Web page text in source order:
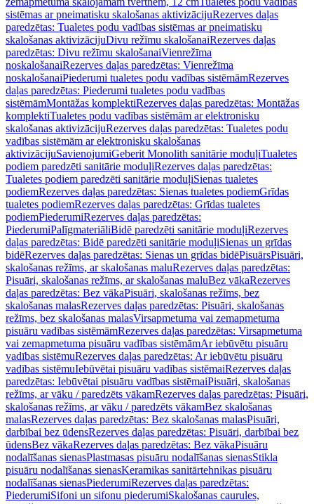
sistēmas ar pneimatisku skalošanas aktivizācijuRezerves daļas
paredzētas: Tualetes podu vadības sistēmas ar pneimatisku
skalošanas aktivizācijuDivu režīmu skalošanaiRezerves daļas
paredzētas: Divu režīmu skalošanaiVienrežīma
noskalošanaiRezerves daļas paredzētas: Vienrežīma
noskalošanaiPiederumi tualetes podu vadības sistēmāmRezerves
daļas paredzētas: Piederumi tualetes podu vadības
sistēmāmMontāžas komplektiRezerves daļas paredzētas: Montāžas
komplektiTualetes podu vadības sistēmām ar elektronisku
skalošanas aktivizācijuRezerves daļas paredzētas: Tualetes podu
vadības sistēmām ar elektronisku skalošanas
aktivizācijuSavienojumiGeberit Monolith sanitārie moduļiTualetes
podiem paredzēti sanitārie moduļiRezerves daļas paredzētas:
Tualetes podiem paredzēti sanitārie moduļiSienas tualetes
podiemRezerves daļas paredzētas: Sienas tualetes podiemGrīdas
tualetes podiemRezerves daļas paredzētas: Grīdas tualetes
podiemPiederumiRezerves daļas paredzētas:
PiederumiPalīgmateriāliBidē paredzēti sanitārie moduļiRezerves
daļas paredzētas: Bidē paredzēti sanitārie moduļiSienas un grīdas
bidēRezerves daļas paredzētas: Sienas un grīdas bidēPisuārsPisuāri,
skalošanas režīms, ar skalošanas maluRezerves daļas paredzētas:
Pisuāri, skalošanas režīms, ar skalošanas maluBez vākaRezerves
daļas paredzētas: Bez vākaPisuāri, skalošanas režīms, bez
skalošanas malasRezerves daļas paredzētas: Pisuāri, skalošanas
režīms, bez skalošanas malasVirsapmetuma vai zemapmetuma
pisuāru vadības sistēmāmRezerves daļas paredzētas: Virsapmetuma
vai zemapmetuma pisuāru vadības sistēmāmAr iebūvētu pisuāru
vadības sistēmuRezerves daļas paredzētas: Ar iebūvētu pisuāru
vadības sistēmuIebūvētai pisuāru vadības sistēmaiRezerves daļas
paredzētas: Iebūvētai pisuāru vadības sistēmaiPisuāri, skalošanas
režīms, ar vāku / paredzēts vākamRezerves daļas paredzētas: Pisuāri,
skalošanas režīms, ar vāku / paredzēts vākamBez skalošanas
malasRezerves daļas paredzētas: Bez skalošanas malasPisuāri,
darbībai bez ūdensRezerves daļas paredzētas: Pisuāri, darbībai bez
ūdensBez vākaRezerves daļas paredzētas: Bez vākaPisuāru
nodalīšanas sienasPlastmasas pisuāru nodalīšanas sienasStikla
pisuāru nodalīšanas sienasKeramikas sanitārtehnikas pisuāru
nodalīšanas sienasPiederumiRezerves daļas paredzētas:
PiederumiSifoni un sifonu piederumiSkalošanas caurules,